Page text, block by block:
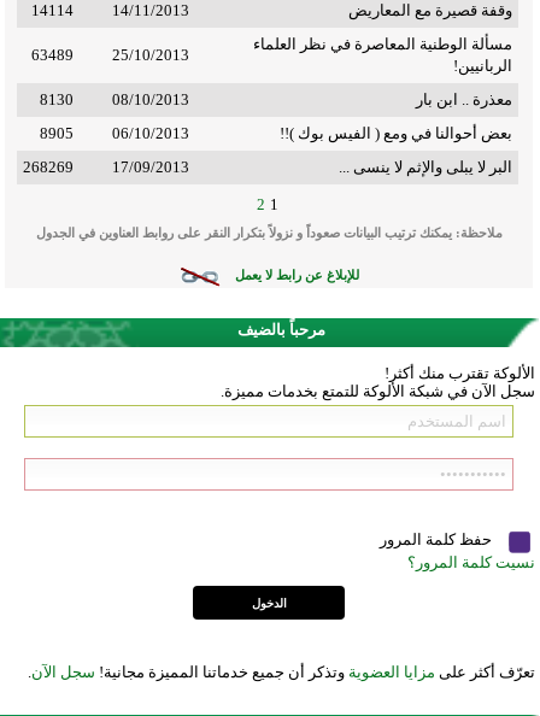
وقفة قصيرة مع المعاريض
14/11/2013
14114
مسألة الوطنية المعاصرة في نظر العلماء
الربانيين!
25/10/2013
63489
معذرة .. ابن بار 08/10/2013
8130
بعض أحوالنا في ومع ( الفيس بوك )!!
06/10/2013
8905
البر لا يبلى والإثم لا ينسى ...
17/09/2013
268269
1
2
ملاحظة: يمكنك ترتيب البيانات صعوداً و نزولاً بتكرار النقر على روابط العناوين في الجدول
للإبلاغ عن رابط لا يعمل
مرحباً بالضيف
الألوكة تقترب منك أكثر!
سجل الآن في شبكة الألوكة للتمتع بخدمات مميزة.
حفظ كلمة المرور
نسيت كلمة المرور؟
تعرّف أكثر على مزايا العضوية وتذكر أن جميع خدماتنا المميزة مجانية! سجل الآن.